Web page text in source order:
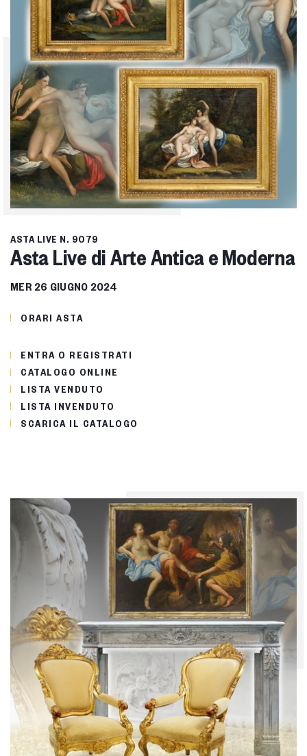
ASTA LIVE N. 9079
Asta Live di Arte Antica e Moderna
MER 26 GIUGNO 2024
ORARI ASTA
ENTRA O REGISTRATI
CATALOGO ONLINE
LISTA VENDUTO
LISTA INVENDUTO
SCARICA IL CATALOGO